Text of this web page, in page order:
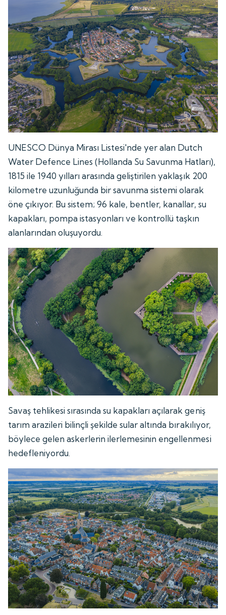
UNESCO Dünya Mirası Listesi'nde yer alan Dutch
Water Defence Lines (Hollanda Su Savunma Hatları),
1815 ile 1940 yılları arasında geliştirilen yaklaşık 200
kilometre uzunluğunda bir savunma sistemi olarak
öne çıkıyor. Bu sistem; 96 kale, bentler, kanallar, su
kapakları, pompa istasyonları ve kontrollü taşkın
alanlarından oluşuyordu.
Savaş tehlikesi sırasında su kapakları açılarak geniş
tarım arazileri bilinçli şekilde sular altında bırakılıyor,
böylece gelen askerlerin ilerlemesinin engellenmesi
hedefleniyordu.